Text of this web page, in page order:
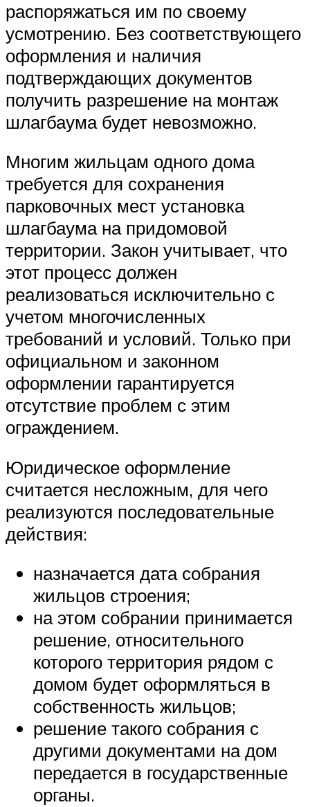
распоряжаться им по своему
усмотрению. Без соответствующего
оформления и наличия
подтверждающих документов
получить разрешение на монтаж
шлагбаума будет невозможно.
Многим жильцам одного дома
требуется для сохранения
парковочных мест установка
шлагбаума на придомовой
территории. Закон учитывает, что
этот процесс должен
реализоваться исключительно с
учетом многочисленных
требований и условий. Только при
официальном и законном
оформлении гарантируется
отсутствие проблем с этим
ограждением.
Юридическое оформление
считается несложным, для чего
реализуются последовательные
действия:
назначается дата собрания
жильцов строения;
на этом собрании принимается
решение, относительного
которого территория рядом с
домом будет оформляться в
собственность жильцов;
решение такого собрания с
другими документами на дом
передается в государственные
органы.